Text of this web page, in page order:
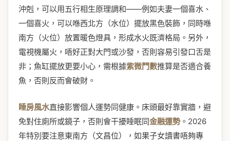
沖剋，可以用五行相生原理調和——例如夫妻一個喜水、
一個喜火，可以喺西北方（水位）擺放黑色裝飾，同時喺
南方（火位）放置暖色燈具，形成水火既濟格局。另外，
電視機屬火，唔好正對大門或沙發，否則容易引發口舌是
非；魚缸擺放更要小心，需根據紫微鬥數推算是否適合養
魚，否則反而會破財。
睡房風水直接影響個人運勢同健康。床頭最好靠實牆，避
免對住廁所或鏡子，否則會干擾睡眠同金融運勢。2026
年特別要注意東南方（文昌位），如果子女讀書唔夠專